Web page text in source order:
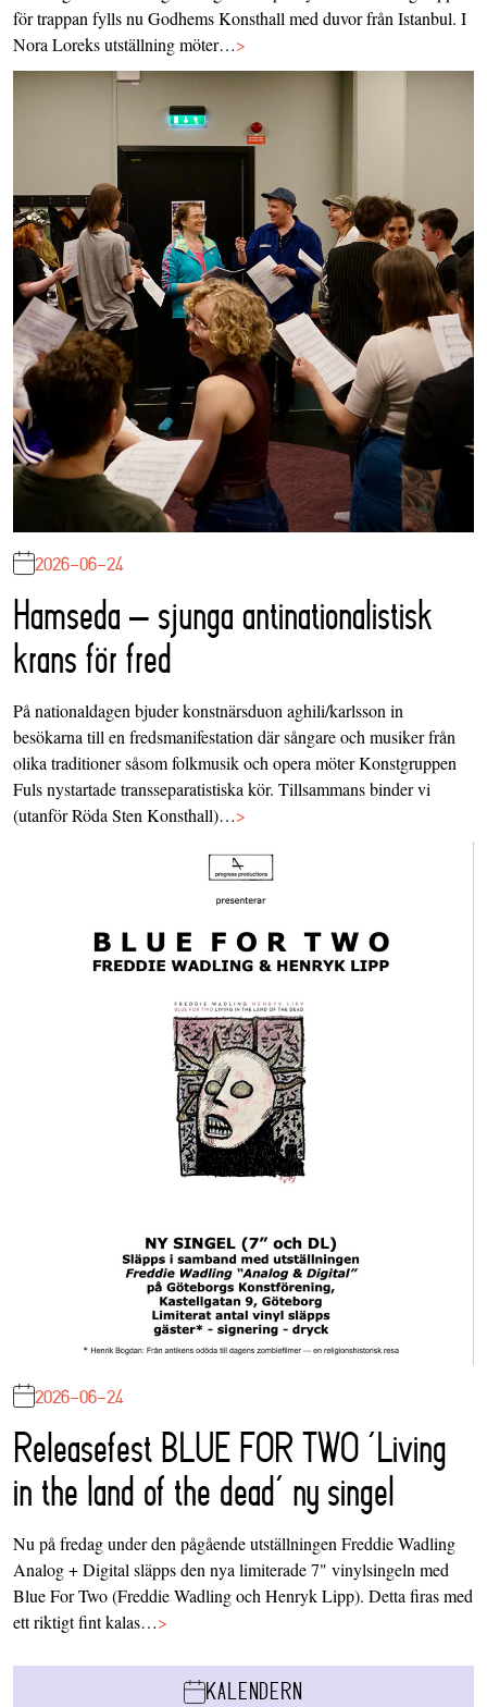
för trappan fylls nu Godhems Konsthall med duvor från Istanbul. I
Nora Loreks utställning möter…>
2026-06-24
Hamseda – sjunga antinationalistisk
krans för fred
På nationaldagen bjuder konstnärsduon aghili/karlsson in
besökarna till en fredsmanifestation där sångare och musiker från
olika traditioner såsom folkmusik och opera möter Konstgruppen
Fuls nystartade transseparatistiska kör. Tillsammans binder vi
(utanför Röda Sten Konsthall)…>
2026-06-24
Releasefest BLUE FOR TWO ‘Living
in the land of the dead’ ny singel
Nu på fredag under den pågående utställningen Freddie Wadling
Analog + Digital släpps den nya limiterade 7" vinylsingeln med
Blue For Two (Freddie Wadling och Henryk Lipp). Detta firas med
ett riktigt fint kalas…>
KALENDERN